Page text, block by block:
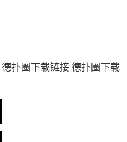
德扑圈下载链接 德扑圈下载